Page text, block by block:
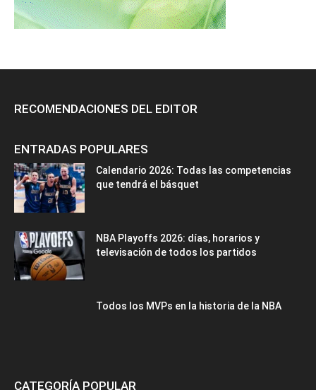
RECOMENDACIONES DEL EDITOR
ENTRADAS POPULARES
Calendario 2026: Todas las competencias
que tendrá el básquet
NBA Playoffs 2026: días, horarios y
televisación de todos los partidos
Todos los MVPs en la historia de la NBA
CATEGORÍA POPULAR